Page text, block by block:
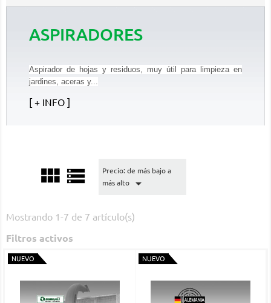
ASPIRADORES
Aspirador de hojas y residuos, muy útil para limpieza en
jardines, aceras y...
+ INFO
 
Precio: de más bajo a
más alto

Mostrando 1-7 de 7 artículo(s)
Filtros activos
NUEVO NUEVO